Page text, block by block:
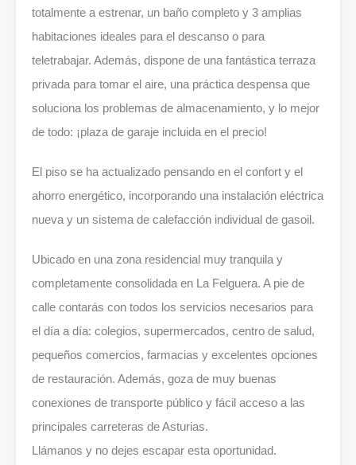
totalmente a estrenar, un baño completo y 3 amplias
habitaciones ideales para el descanso o para
teletrabajar. Además, dispone de una fantástica terraza
privada para tomar el aire, una práctica despensa que
soluciona los problemas de almacenamiento, y lo mejor
de todo: ¡plaza de garaje incluida en el precio!
El piso se ha actualizado pensando en el confort y el
ahorro energético, incorporando una instalación eléctrica
nueva y un sistema de calefacción individual de gasoil.
Ubicado en una zona residencial muy tranquila y
completamente consolidada en La Felguera. A pie de
calle contarás con todos los servicios necesarios para
el día a día: colegios, supermercados, centro de salud,
pequeños comercios, farmacias y excelentes opciones
de restauración. Además, goza de muy buenas
conexiones de transporte público y fácil acceso a las
principales carreteras de Asturias.
Llámanos y no dejes escapar esta oportunidad.